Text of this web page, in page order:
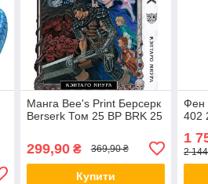
Манга Bee's Print Берсерк
Berserk Том 25 BP BRK 25
299,90₴ 369,90 ₴
Купити
Фен
402
1
2